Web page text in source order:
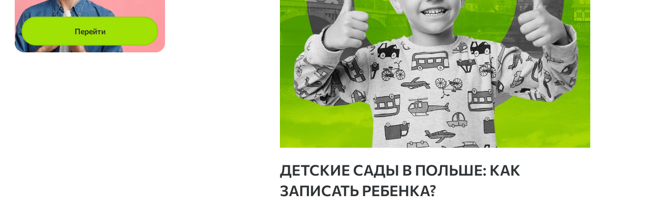
ДЕТСКИЕ САДЫ В ПОЛЬШЕ: КАК
ЗАПИСАТЬ РЕБЕНКА?
Перейти